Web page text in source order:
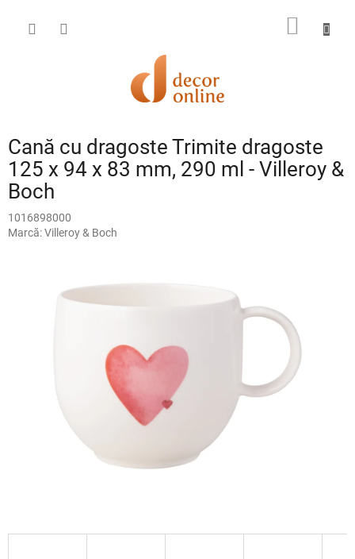
conținut
COŞ
Cană cu dragoste Trimite dragoste
125 x 94 x 83 mm, 290 ml - Villeroy &
Boch
1016898000
Marcă:Villeroy & Boch